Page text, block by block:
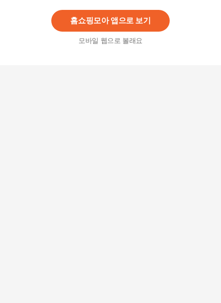
홈쇼핑모아 앱으로 보기
모바일 웹으로 볼래요